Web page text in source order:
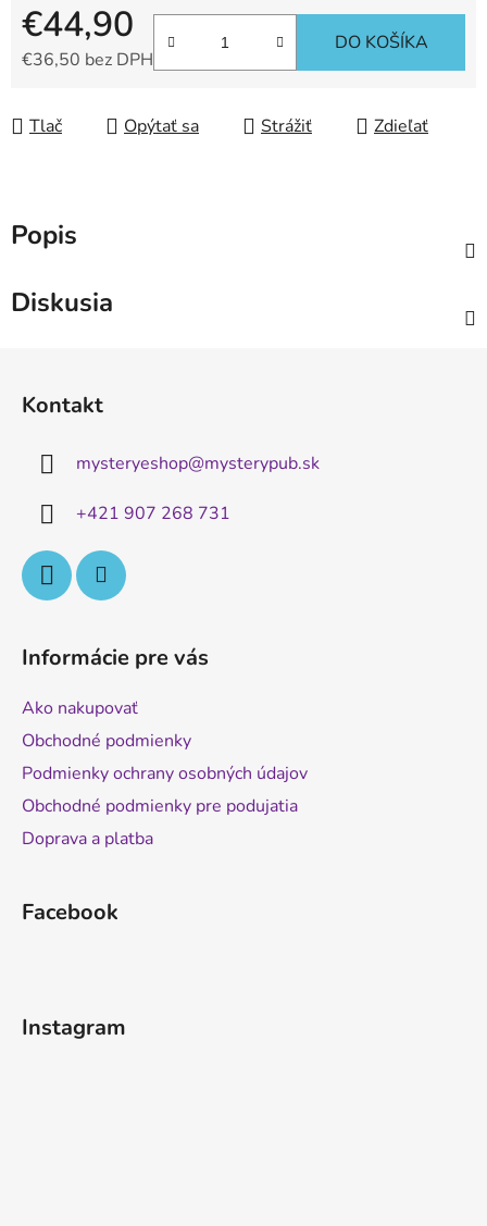
€44,90
€36,50 bez DPH
DO KOŠÍKA
Tlač Opýtať sa Strážiť Zdieľať
Popis
Diskusia
Kontakt
mysteryeshop@mysterypub.sk
+421 907 268 731
Informácie pre vás
Ako nakupovať
Obchodné podmienky
Podmienky ochrany osobných údajov
Obchodné podmienky pre podujatia
Doprava a platba
Facebook
Instagram